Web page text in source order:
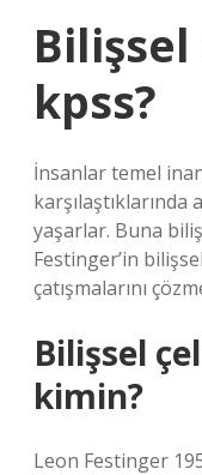
kpss?
İnsanlar temel
karşılaştıklarında
yaşarlar. Buna
Festinger’in
çatışmalarını
Bilişsel
kimin?
Leon Festinger